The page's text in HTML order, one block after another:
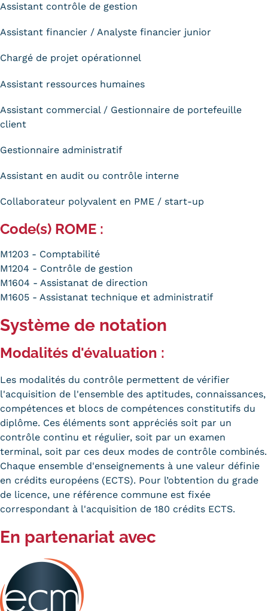
Assistant contrôle de gestion
Assistant financier / Analyste financier junior
Chargé de projet opérationnel
Assistant ressources humaines
Assistant commercial / Gestionnaire de portefeuille
client
Gestionnaire administratif
Assistant en audit ou contrôle interne
Collaborateur polyvalent en PME / start-up
Code(s) ROME :
M1203 - Comptabilité
M1204 - Contrôle de gestion
M1604 - Assistanat de direction
M1605 - Assistanat technique et administratif
Système de notation
Modalités d'évaluation :
Les modalités du contrôle permettent de vérifier
l'acquisition de l'ensemble des aptitudes, connaissances,
compétences et blocs de compétences constitutifs du
diplôme. Ces éléments sont appréciés soit par un
contrôle continu et régulier, soit par un examen
terminal, soit par ces deux modes de contrôle combinés.
Chaque ensemble d'enseignements à une valeur définie
en crédits européens (ECTS). Pour l’obtention du grade
de licence, une référence commune est fixée
correspondant à l'acquisition de 180 crédits ECTS.
En partenariat avec